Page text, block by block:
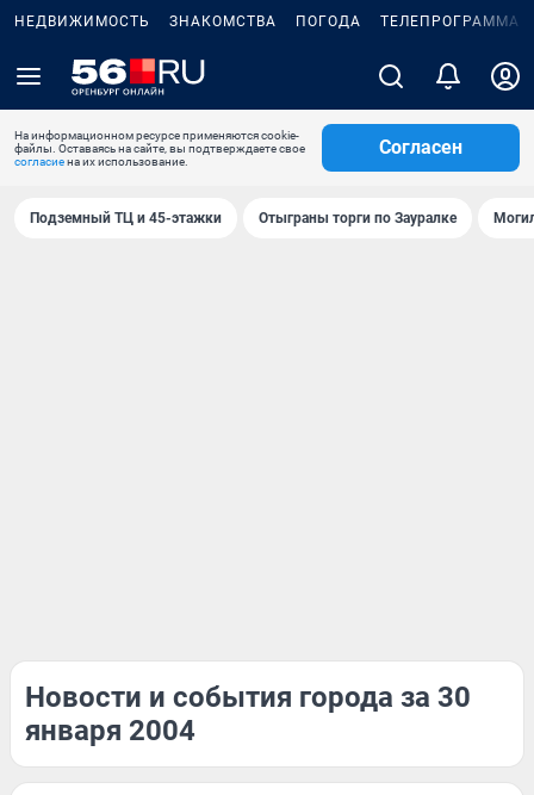
НЕДВИЖИМОСТЬ ЗНАКОМСТВА ПОГОДА ТЕЛЕПРОГРАММА
На информационном ресурсе применяются cookie-
файлы. Оставаясь на сайте, вы подтверждаете свое
согласиена их использование.
Согласен
Подземный ТЦ и 45-этажки Отыграны торги по Зауралке
Новости и события города за 30
января 2004